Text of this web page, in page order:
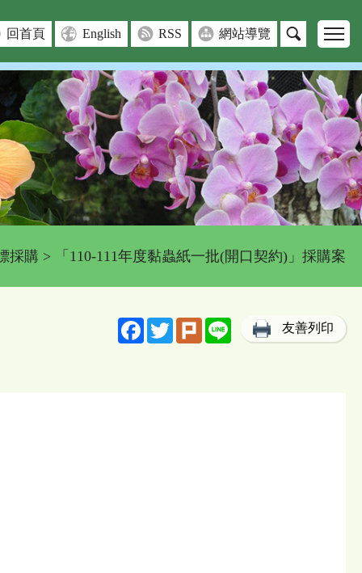
回首頁 English RSS 網站導覽
採購 > 「110-111年度黏蟲紙一批(開口契約)」採購案
FacebookTwitterPlurk Line 友善列印